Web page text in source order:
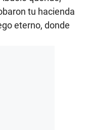
tu hacienda
eterno, donde